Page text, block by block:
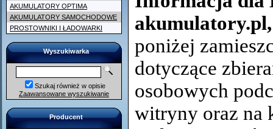
AKUMULATORY OPTIMA
AKUMULATORY SAMOCHODOWE
PROSTOWNIKI I ŁADOWARKI
Wyszukiwarka
Szukaj również w opisie
Zaawansowane wyszukiwanie
Producent
akumulatory.pl,
poniżej
dotyczące
osobowych
witryny oraz na